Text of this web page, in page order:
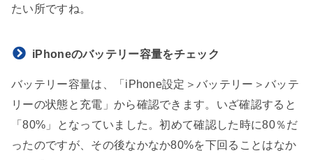
たい所ですね。
iPhoneのバッテリー容量をチェック
バッテリー容量は、「iPhone設定＞バッテリー＞バッテ
リーの状態と充電」から確認できます。いざ確認すると
「80%」となっていました。初めて確認した時に80％だ
ったのですが、その後なかなか80%を下回ることはなか